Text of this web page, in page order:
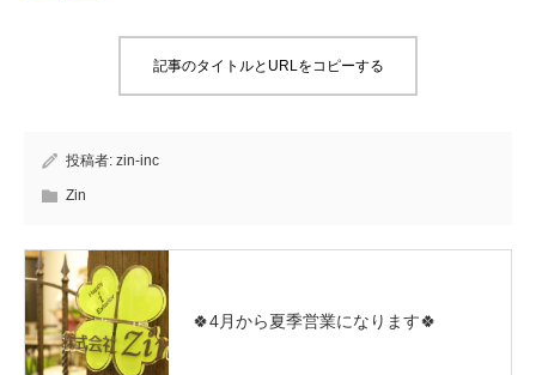
記事のタイトルとURLをコピーする
投稿者: zin-inc
Zin
🍀4月から夏季営業になります🍀